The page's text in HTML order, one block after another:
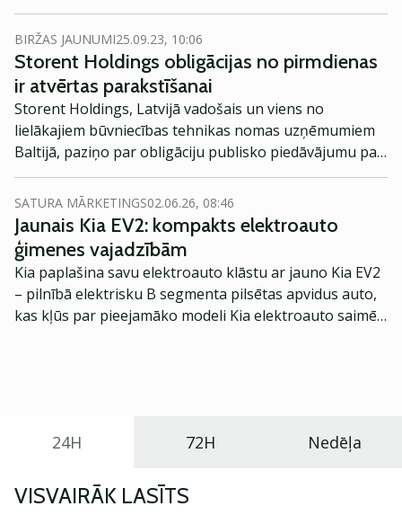
BIRŽAS JAUNUMI25.09.23, 10:06
Storent Holdings obligācijas no pirmdienas
ir atvērtas parakstīšanai
Storent Holdings, Latvijā vadošais un viens no
lielākajiem būvniecības tehnikas nomas uzņēmumiem
Baltijā, paziņo par obligāciju publisko piedāvājumu par
kopējo summu 4 500 000 eiro apmērā ar fiksētu
procentu likmi 11% un dzēšanas termiņu 2025. gada 21.
decembrī. Parakstīšanās ilgs līdz 9. oktobrim.
SATURA MĀRKETINGS02.06.26, 08:46
Jaunais Kia EV2: kompakts elektroauto
ģimenes vajadzībām
Kia paplašina savu elektroauto klāstu ar jauno Kia EV2
– pilnībā elektrisku B segmenta pilsētas apvidus auto,
kas kļūs par pieejamāko modeli Kia elektroauto saimē
24H 72H Nedēļa
VISVAIRĀK LASĪTS